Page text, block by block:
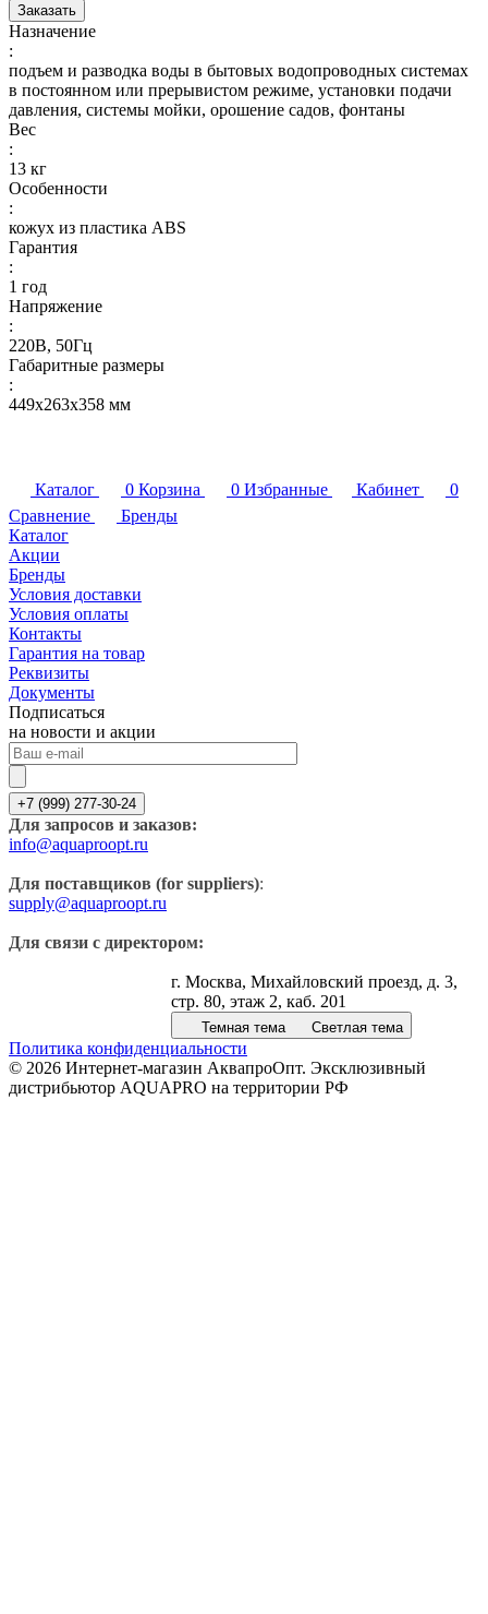
Заказать
Назначение
:
подъем и разводка воды в бытовых водопроводных системах
в постоянном или прерывистом режиме, установки подачи
давления, системы мойки, орошение садов, фонтаны
Вес
:
13 кг
Особенности
:
кожух из пластика ABS
Гарантия
:
1 год
Напряжение
:
220В, 50Гц
Габаритные размеры
:
449х263х358 мм
Каталог 0 Корзина 0 Избранные Кабинет
0
Сравнение
Бренды
Каталог
Акции
Бренды
Условия доставки
Условия оплаты
Контакты
Гарантия на товар
Реквизиты
Документы
Подписаться
на новости и акции
+7 (999) 277-30-24
Для запросов и заказов:
info@aquaproopt.ru
Для поставщиков (for suppliers):
supply@aquaproopt.ru
Для связи с директором:
г. Москва, Михайловский проезд, д. 3,
стр. 80, этаж 2, каб. 201
Темная тема Светлая тема
Политика конфиденциальности
© 2026 Интернет-магазин АквапроОпт. Эксклюзивный
дистрибьютор AQUAPRO на территории РФ